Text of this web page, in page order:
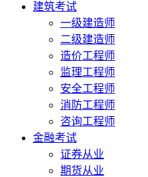
建筑考试
一级建造师
二级建造师
造价工程师
监理工程师
安全工程师
消防工程师
咨询工程师
金融考试
证券从业
期货从业